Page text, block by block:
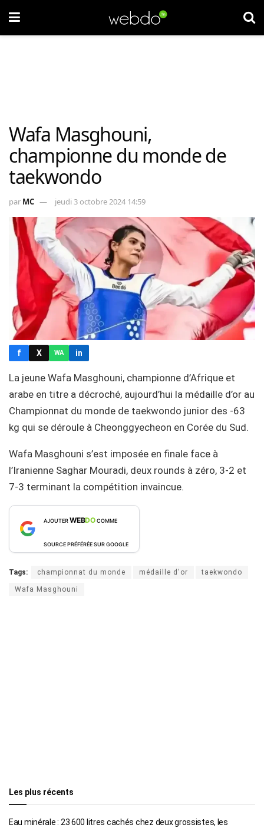
Wafa Masghouni,
championne du monde de
taekwondo
par MC jeudi 3 octobre 2024 14:59
f X WA in
La jeune Wafa Masghouni, championne d’Afrique et
arabe en titre a décroché, aujourd’hui la médaille d’or au
Championnat du monde de taekwondo junior des -63
kg qui se déroule à Cheonggyecheon en Corée du Sud.
Wafa Masghouni s’est imposée en finale face à
l’Iranienne Saghar Mouradi, deux rounds à zéro, 3-2 et
7-3 terminant la compétition invaincue.
AJOUTERWEBDOCOMME
SOURCE PRÉFÉRÉE SUR GOOGLE
Tags: championnat du monde médaille d'or taekwondo
Wafa Masghouni
Les plus récents
Eau minérale : 23 600 litres cachés chez deux grossistes, les